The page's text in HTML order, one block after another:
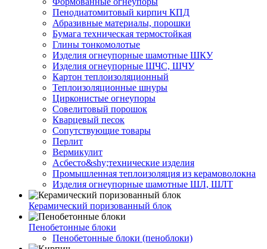
Пенодиатомитовый кирпич КПД
Абразивные материалы, порошки
Бумага техническая термостойкая
Глины тонкомолотые
Изделия огнеупорные шамотные ШКУ
Изделия огнеупорные ШЧС, ШЧУ
Картон теплоизоляционный
Теплоизоляционные шнуры
Цирконистые огнеупоры
Совелитовый порошок
Кварцевый песок
Сопутствующие товары
Перлит
Вермикулит
Асбесто&shy;технические изделия
Промышленная теплоизоляция из керамоволокна
Изделия огнеупорные шамотные ШЛ, ШЛТ
Керамический поризованный блок
Пенобетонные блоки
Пенобетонные блоки (пеноблоки)